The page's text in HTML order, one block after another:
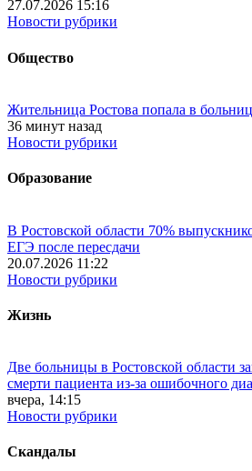
27.07.2026 15:16
Новости рубрики
Общество
Жительница Ростова попала в
36 минут назад
Новости рубрики
Образование
В Ростовской области 70%
ЕГЭ после пересдачи
20.07.2026 11:22
Новости рубрики
Жизнь
Две больницы в Ростовской области
смерти пациента из-за ошибочного
вчера, 14:15
Новости рубрики
Скандалы